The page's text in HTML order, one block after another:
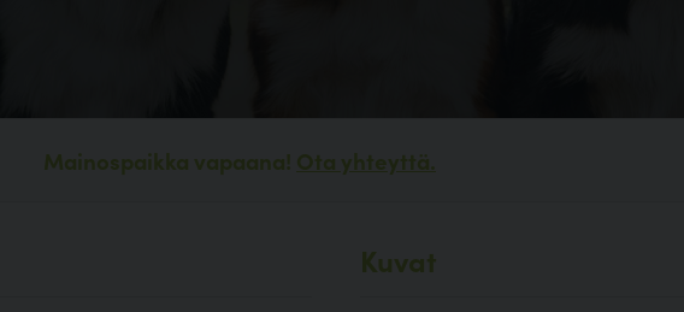
Mainospaikka vapaana! Ota yhteyttä.
Kuvat